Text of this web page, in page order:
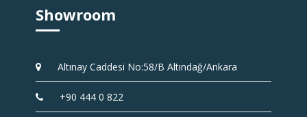
Showroom
Altınay Caddesi No:58/B Altındağ/Ankara
+90 444 0 822